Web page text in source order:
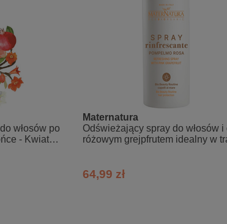
włosów po
- Kwiat
Maternatura
Odświeżający spray do włosów i
różowym grejpfrutem idealny w
64,99 zł